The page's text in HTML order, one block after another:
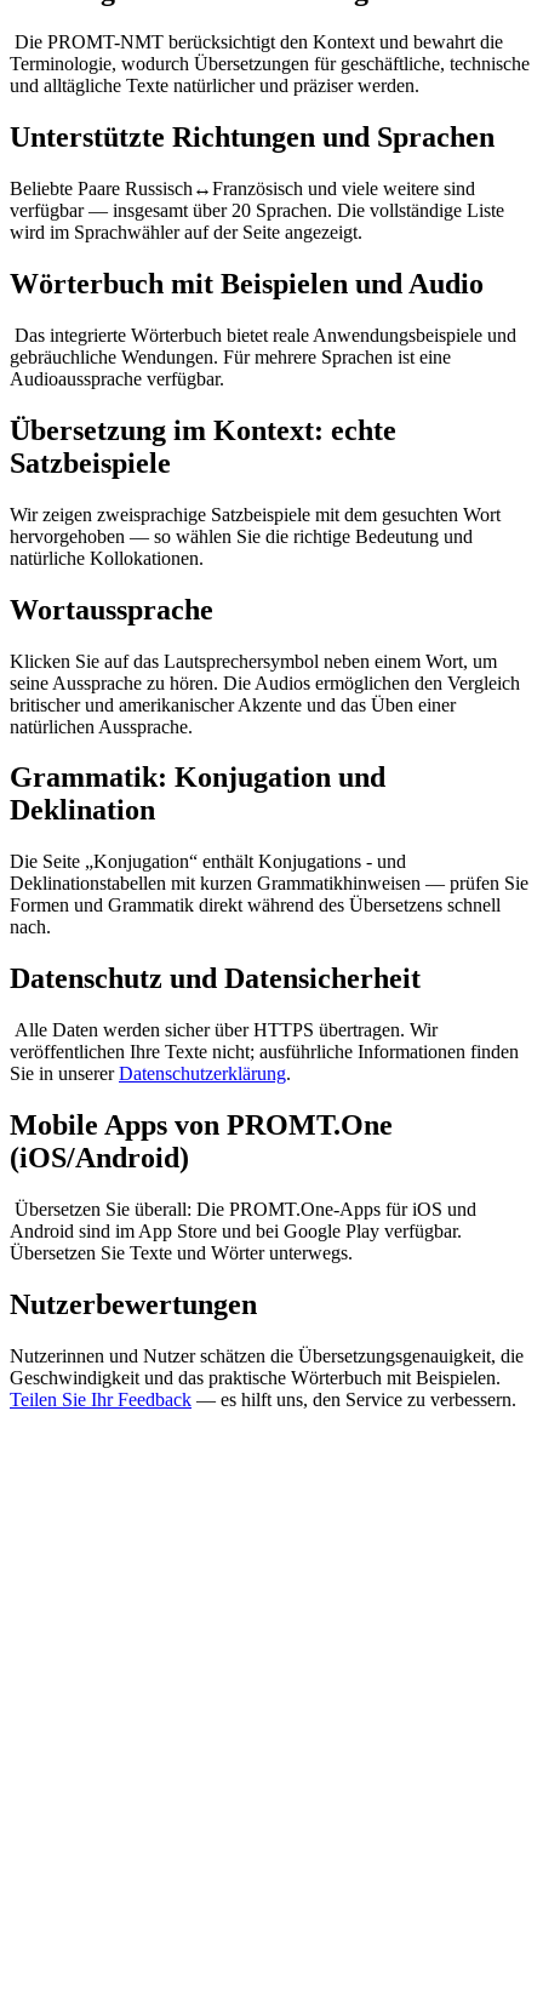
Die PROMT-NMT berücksichtigt den Kontext und bewahrt die
Terminologie, wodurch Übersetzungen für geschäftliche, technische
und alltägliche Texte natürlicher und präziser werden.
Unterstützte Richtungen und Sprachen
Beliebte Paare Russisch↔Französisch und viele weitere sind
verfügbar — insgesamt über 20 Sprachen. Die vollständige Liste
wird im Sprachwähler auf der Seite angezeigt.
Wörterbuch mit Beispielen und Audio
Das integrierte Wörterbuch bietet reale Anwendungsbeispiele und
gebräuchliche Wendungen. Für mehrere Sprachen ist eine
Audioaussprache verfügbar.
Übersetzung im Kontext: echte
Satzbeispiele
Wir zeigen zweisprachige Satzbeispiele mit dem gesuchten Wort
hervorgehoben — so wählen Sie die richtige Bedeutung und
natürliche Kollokationen.
Wortaussprache
Klicken Sie auf das Lautsprechersymbol neben einem Wort, um
seine Aussprache zu hören. Die Audios ermöglichen den Vergleich
britischer und amerikanischer Akzente und das Üben einer
natürlichen Aussprache.
Grammatik: Konjugation und
Deklination
Die Seite „Konjugation“ enthält Konjugations - und
Deklinationstabellen mit kurzen Grammatikhinweisen — prüfen Sie
Formen und Grammatik direkt während des Übersetzens schnell
nach.
Datenschutz und Datensicherheit
Alle Daten werden sicher über HTTPS übertragen. Wir
veröffentlichen Ihre Texte nicht; ausführliche Informationen finden
Sie in unsererDatenschutzerklärung.
Mobile Apps von PROMT.One
(iOS/Android)
Übersetzen Sie überall: Die PROMT.One-Apps für iOS und
Android sind im App Store und bei Google Play verfügbar.
Übersetzen Sie Texte und Wörter unterwegs.
Nutzerbewertungen
Nutzerinnen und Nutzer schätzen die Übersetzungsgenauigkeit, die
Geschwindigkeit und das praktische Wörterbuch mit Beispielen.
Teilen Sie Ihr Feedback — es hilft uns, den Service zu verbessern.